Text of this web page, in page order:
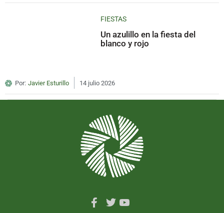
FIESTAS
Un azulillo en la fiesta del
blanco y rojo
Por: Javier Esturillo 14 julio 2026